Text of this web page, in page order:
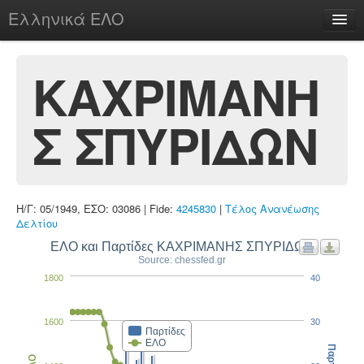
Ελληνικά ΕΛΟ
chesstu.be @ discord
Login
ΚΑΧΡΙΜΑΝΗ
Σ ΣΠΥΡΙΔΩΝ
Η/Γ: 05/1949, ΕΣΟ: 03086 | Fide: 4245830 | Τέλος Ανανέωσης
Δελτίου
ΕΛΟ και Παρτίδες ΚΑΧΡΙΜΑΝΗΣ ΣΠΥΡΙΔΩΝ
Source: chessfed.gr
Παρτίδες
ΕΛΟ
1600
1800
30
40